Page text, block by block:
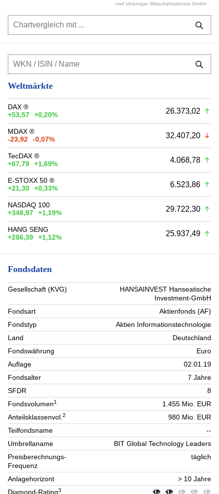
vwd Vereinigte Wirtschaftsdienste GmbH
Weltmärkte
DAX ®
+53,57
+0,20% 26.373,02
MDAX ®
-23,92
-0,07% 32.407,20
TecDAX ®
+67,79
+1,69% 4.068,78
E-STOXX 50 ®
+21,30
+0,33% 6.523,86
NASDAQ 100
+348,97
+1,19% 29.722,30
HANG SENG
+286,39
+1,12% 25.937,49
Fondsdaten
Gesellschaft (KVG)
HANSAINVEST Hanseatische
Investment-GmbH
Fondsart
Aktienfonds (AF)
Fondstyp
Aktien Informationstechnologie
Land
Deutschland
Fondswährung
Euro
Auflage
02.01.19
Fondsalter
7 Jahre
SFDR
8
Fondsvolumen1
1.455 Mio. EUR
Anteilsklassenvol.2
980 Mio. EUR
Teilfondsname
--
Umbrellaname
BIT Global Technology Leaders
Preisberechnungs-
Frequenz
täglich
Anlagehorizont
> 10 Jahre
Diamond-Rating3